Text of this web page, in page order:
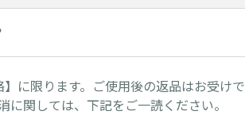
に限ります。ご使用後の返品はお受けで
関しては、下記をご一読ください。